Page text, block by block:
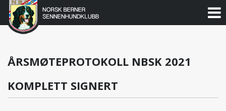
Gå
innholdet
Norsk
Berner
Sennenhundklubb
ÅRSMØTEPROTOKOLL NBSK 2021
KOMPLETT SIGNERT